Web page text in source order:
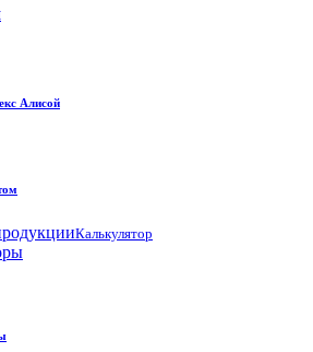
Алисой
Калькулятор